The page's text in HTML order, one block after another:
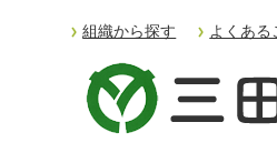
組織から探す よくある